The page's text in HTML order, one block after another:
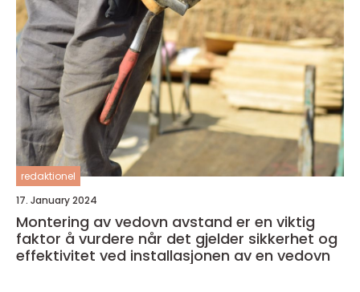
redaktionel
17. January 2024
Montering av vedovn avstand er en viktig
faktor å vurdere når det gjelder sikkerhet og
effektivitet ved installasjonen av en vedovn